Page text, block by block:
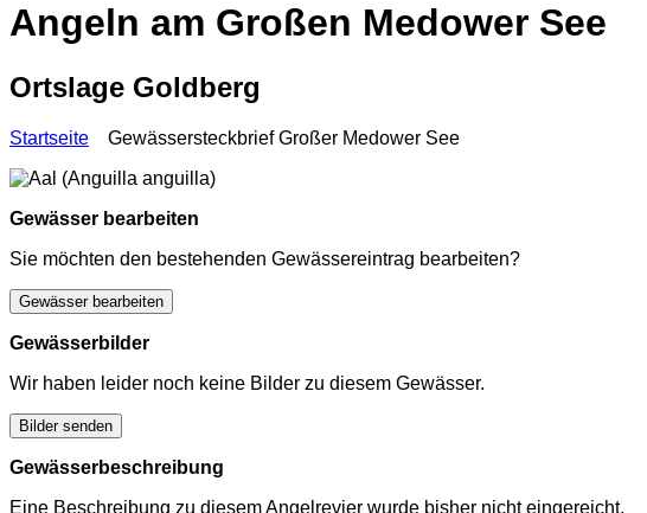
Angeln am Großen Medower See
Ortslage Goldberg
Startseite Gewässersteckbrief Großer Medower See
Gewässer bearbeiten
Sie möchten den bestehenden Gewässereintrag bearbeiten?
Gewässer bearbeiten
Gewässerbilder
Wir haben leider noch keine Bilder zu diesem Gewässer.
Bilder senden
Gewässerbeschreibung
Eine Beschreibung zu diesem Angelrevier wurde bisher nicht eingereicht.